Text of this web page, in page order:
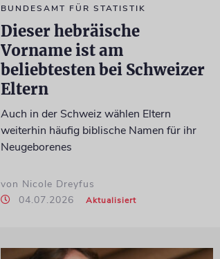
BUNDESAMT FÜR STATISTIK
Dieser hebräische
Vorname ist am
beliebtesten bei Schweizer
Eltern
Auch in der Schweiz wählen Eltern
weiterhin häufig biblische Namen für ihr
Neugeborenes
von Nicole Dreyfus
04.07.2026
Aktualisiert